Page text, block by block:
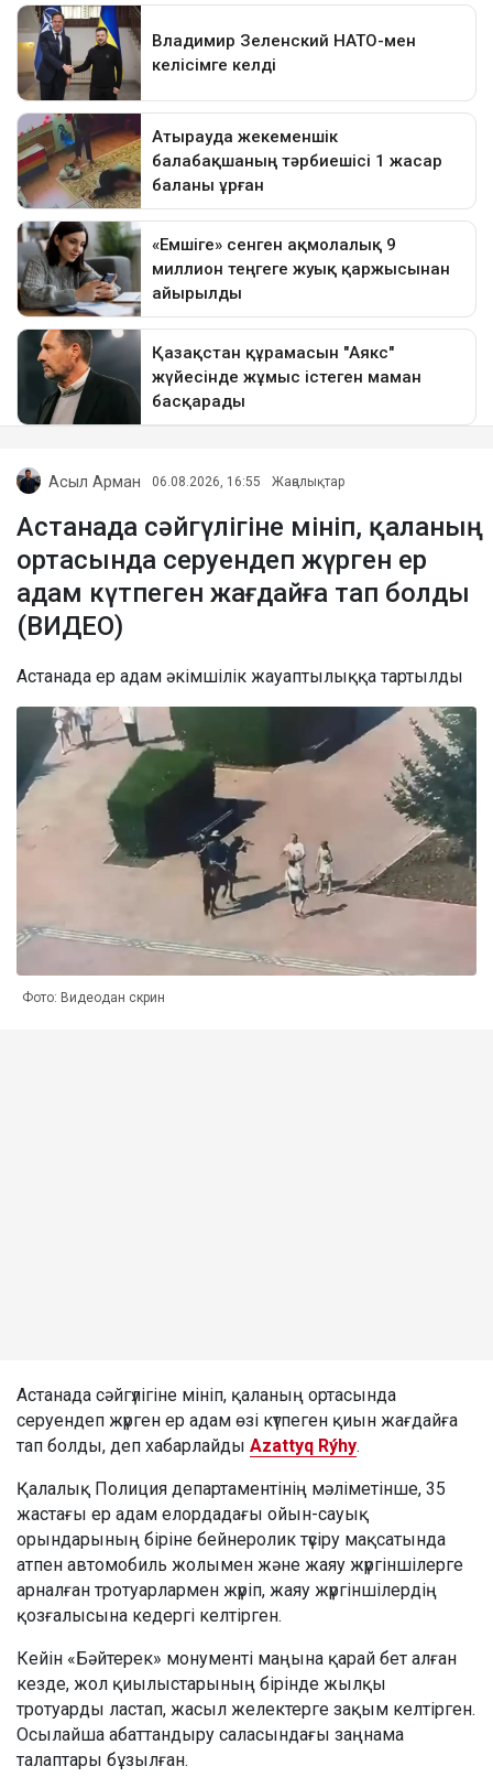
Асыл Арман 06.08.2026, 16:55 Жаңалықтар
Астанада сәйгүлігіне мініп, қаланың
ортасында серуендеп жүрген ер
адам күтпеген жағдайға тап болды
(ВИДЕО)
Астанада ер адам әкімшілік жауаптылыққа тартылды
Фото: Видеодан скрин
Астанада сәйгүлігіне мініп, қаланың ортасында
серуендеп жүрген ер адам өзі күтпеген қиын жағдайға
тап болды, деп хабарлайды Azattyq Rýhy.
Қалалық Полиция департаментінің мәліметінше, 35
жастағы ер адам елордадағы ойын-сауық
орындарының біріне бейнеролик түсіру мақсатында
атпен автомобиль жолымен және жаяу жүргіншілерге
арналған тротуарлармен жүріп, жаяу жүргіншілердің
қозғалысына кедергі келтірген.
Кейін «Бәйтерек» монументі маңына қарай бет алған
кезде, жол қиылыстарының бірінде жылқы
тротуарды ластап, жасыл желектерге зақым келтірген.
Осылайша абаттандыру саласындағы заңнама
талаптары бұзылған.